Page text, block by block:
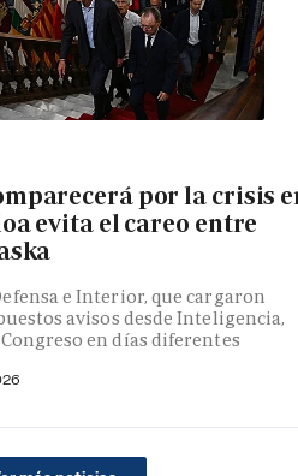
por la crisis
evita el careo entre
e Interior, que cargaron
avisos desde Inteligencia,
en días diferentes